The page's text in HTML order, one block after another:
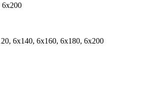
6х200
6х140, 6х160, 6х180, 6х200